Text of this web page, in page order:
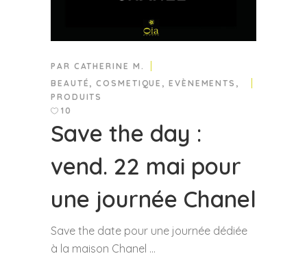
PAR CATHERINE M.
BEAUTÉ ,COSMETIQUE ,EVÈNEMENTS ,
PRODUITS
10
Save the day :
vend. 22 mai pour
une journée Chanel
Save the date pour une journée dédiée
à la maison Chanel